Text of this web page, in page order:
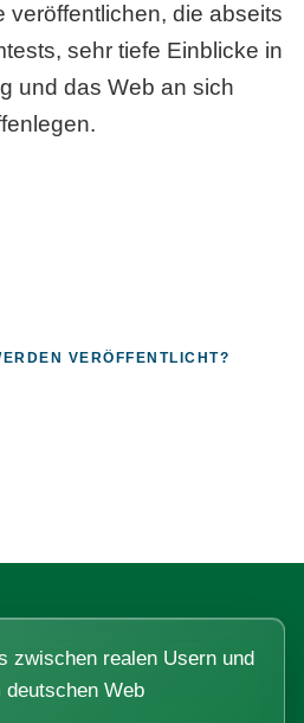
veröffentlichen, die abseits
sehr tiefe Einblicke in
und das Web an sich
VERÖFFENTLICHT?
zwischen realen Usern und
deutschen Web